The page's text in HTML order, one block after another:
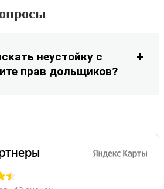
неустойку с
прав дольщиков?